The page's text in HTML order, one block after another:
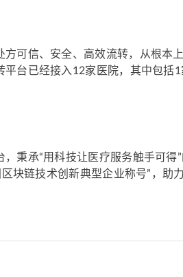
可信、安全、高效流转，从根本
台已经接入12家医院，其中包括
秉承“用科技让医疗服务触手可得
块链技术创新典型企业称号”，助